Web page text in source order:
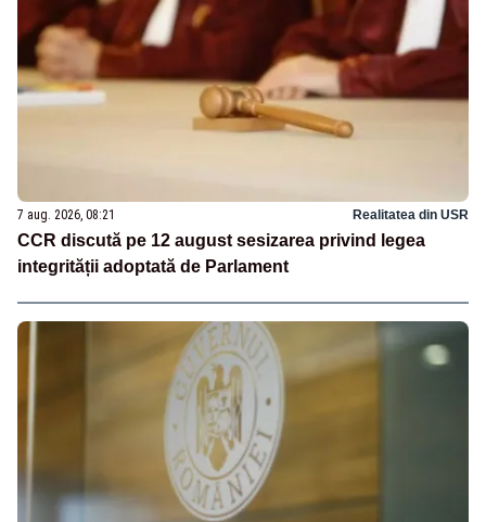
7 aug. 2026, 08:21 Realitatea din USR
CCR discută pe 12 august sesizarea privind legea
integrității adoptată de Parlament